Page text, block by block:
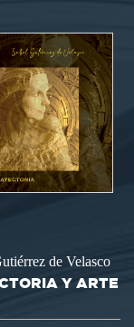
de Velasco
Y ARTE